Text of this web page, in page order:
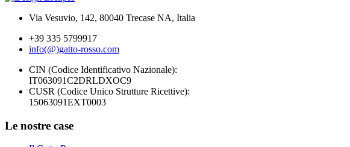
Via Vesuvio, 142, 80040 Trecase NA, Italia
+39 335 5799917
info(@)gatto-rosso.com
CIN (Codice Identificativo Nazionale):
IT063091C2DRLDXOC9
CUSR (Codice Unico Strutture Ricettive):
15063091EXT0003
Le nostre case